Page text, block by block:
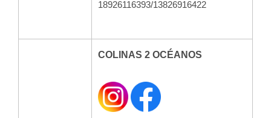
18926116393/13826916422
COLINAS 2 OCÉANOS